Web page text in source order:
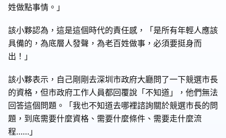
姓做點事情。」
該小夥認為，這是這個時代的責任感，「是所有年輕人應該
具備的，為底層人發聲，為老百姓做事，必須要挺身而
出！」
該小夥表示，自己剛剛去深圳市政府大廳問了一下競選市長
的資格，但市政府工作人員都回覆說「不知道」，他們無法
回答這個問題。「我也不知道去哪裡諮詢關於競選市長的問
題，到底需要什麼資格、需要什麼條件、需要走什麼流
程……」